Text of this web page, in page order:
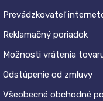
Prevádzkovateľ
Reklamačný poriadok
Možnosti vrátenia
Odstúpenie od zmluvy
Všeobecné obchodné